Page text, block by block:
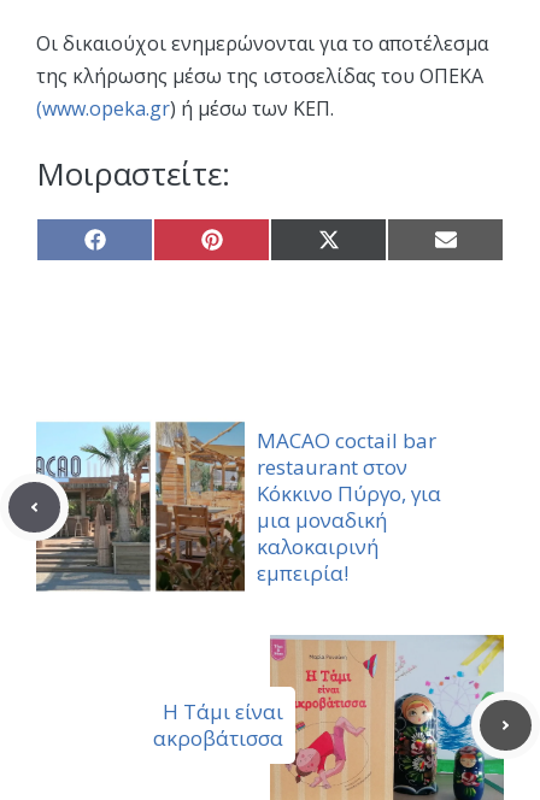
Οι δικαιούχοι ενημερώνονται για το αποτέλεσμα
της κλήρωσης μέσω της ιστοσελίδας του ΟΠΕΚΑ
(www.opeka.gr) ή μέσω των ΚΕΠ.
Μοιραστείτε:
Share
on
Share
on
Share
on
Share
on
MACAO coctail bar
restaurant στον
Κόκκινο Πύργο, για
μια μοναδική
καλοκαιρινή
εμπειρία!
Η Τάμι είναι
ακροβάτισσα